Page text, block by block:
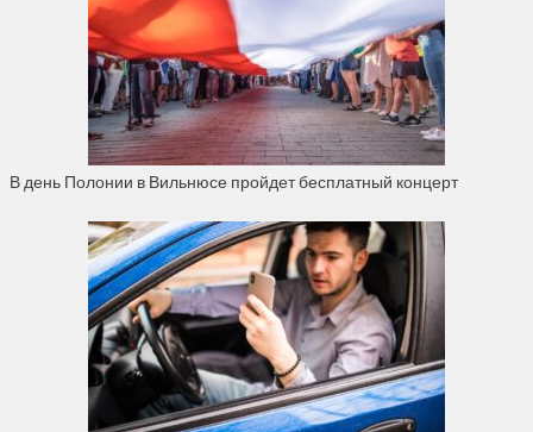
В день Полонии в Вильнюсе пройдет бесплатный концерт